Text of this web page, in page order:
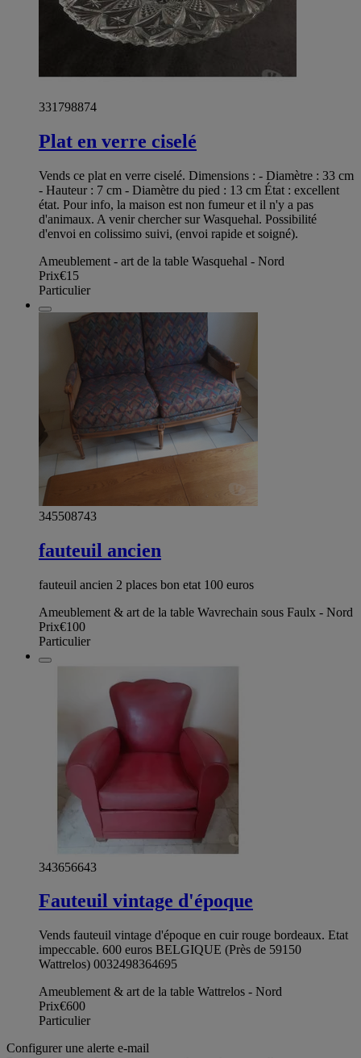
331798874
Plat en verre ciselé
Vends ce plat en verre ciselé. Dimensions : - Diamètre : 33 cm
- Hauteur : 7 cm - Diamètre du pied : 13 cm État : excellent
état. Pour info, la maison est non fumeur et il n'y a pas
d'animaux. A venir chercher sur Wasquehal. Possibilité
d'envoi en colissimo suivi, (envoi rapide et soigné).
Ameublement - art de la table Wasquehal - Nord
Prix€15
Particulier
345508743
fauteuil ancien
fauteuil ancien 2 places bon etat 100 euros
Ameublement & art de la table Wavrechain sous Faulx - Nord
Prix€100
Particulier
343656643
Fauteuil vintage d'époque
Vends fauteuil vintage d'époque en cuir rouge bordeaux. Etat
impeccable. 600 euros BELGIQUE (Près de 59150
Wattrelos) 0032498364695
Ameublement & art de la table Wattrelos - Nord
Prix€600
Particulier
Configurer une alerte e-mail